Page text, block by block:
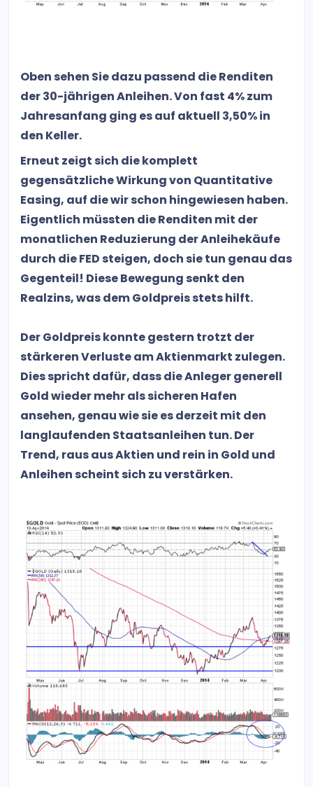
Oben sehen Sie dazu passend die Renditen
der 30-jährigen Anleihen. Von fast 4% zum
Jahresanfang ging es auf aktuell 3,50% in
den Keller.
Erneut zeigt sich die komplett
gegensätzliche Wirkung von Quantitative
Easing, auf die wir schon hingewiesen haben.
Eigentlich müssten die Renditen mit der
monatlichen Reduzierung der Anleihekäufe
durch die FED steigen, doch sie tun genau das
Gegenteil! Diese Bewegung senkt den
Realzins, was dem Goldpreis stets hilft.
Der Goldpreis konnte gestern trotzt der
stärkeren Verluste am Aktienmarkt zulegen.
Dies spricht dafür, dass die Anleger generell
Gold wieder mehr als sicheren Hafen
ansehen, genau wie sie es derzeit mit den
langlaufenden Staatsanleihen tun. Der
Trend, raus aus Aktien und rein in Gold und
Anleihen scheint sich zu verstärken. ​